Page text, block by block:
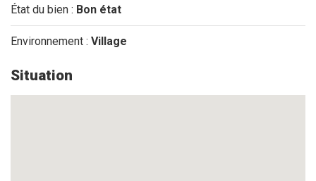
État du bien : Bon état
Environnement : Village
Situation